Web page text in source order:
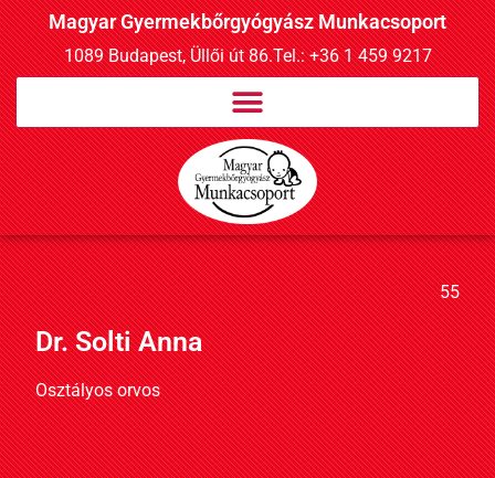
Magyar Gyermekbőrgyógyász Munkacsoport
1089 Budapest, Üllői út 86.Tel.: +36 1 459 9217
55
Dr. Solti Anna
Osztályos orvos